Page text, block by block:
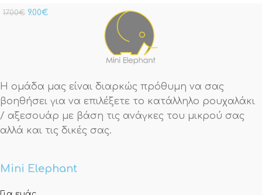
17.00€ 9.00€
Η ομάδα μας είναι διαρκώς πρόθυμη να σας
βοηθήσει για να επιλέξετε το κατάλληλο ρουχαλάκι
/ αξεσουάρ με βάση τις ανάγκες του μικρού σας
αλλά και τις δικές σας.
Mini Elephant